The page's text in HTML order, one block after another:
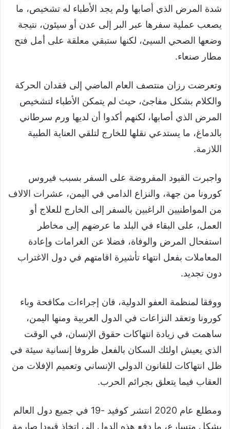
شدة المرض الذي أصابها ولم يجد الأطباء له تشخيص، ما
يصعب عملية سفرها عبر البر إلى عدن أو سيئون، نتيجة
وضعها الصحي السيئ، لكنها ستبقي معلقة على أمل فتح
مطار صنعاء.
وتعرضت رزان منتصف العام الماضي إلى فقدان الحركة
والكلام بشكل مفاجئ، حيث لم يتمكن الأطباء لتشخيص
المرض الذي أصابها، لكنهم أكدوا أن لديها ورم سرطاني
بالدماغ، ما يستدعي نقلها للخارج لتلقي العناية الطبية
اللازمة.
واجبرت القيود المفروضة على السفر بسبب فيروس
كورونا من جهة، والنزاع الدامي في اليمن، عشرات الالاف
من المواطنيين الراغبين بالسفر إلى الخارج للعلاج أو
العمل، على البقاء في البلد ما عرضهم إلى مخاطر
استفحال المرض والوفاة، فضلا عن الغرامات وإعادة
المعاملات بفعل انتهاء تأشيرة اقامتهم في دول الاغتراب
دون تجديد.
ووفقا لمنظمة العفو الدولية، فان إجراءات مكافحة وباء
كورونا وتعقد النزاعات في الدول العربية ومنها اليمن،
ساهمت في زيادة انتهاكات حقوق الإنسان، في الوقت
الذي يعيش اولئك السكان بالفعل ظروفا إنسانية سيئة في
ظل انتهاكات للقانون الدولي الإنساني وتعميم الإفلات من
العقاب فيما يتعلق بجرائم الحرب.
ومطلع عام 2020 انتشر كوفيد -19 في جميع دول العالم
بشكل متسارع، ما دفع هذه الدول إلى اتخاذ قيودا صارمة